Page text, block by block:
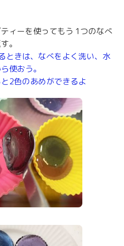
ィーを使ってもう 1つのなべ
。
ときは、なべをよく洗い、水
使おう。
2色のあめができるよ